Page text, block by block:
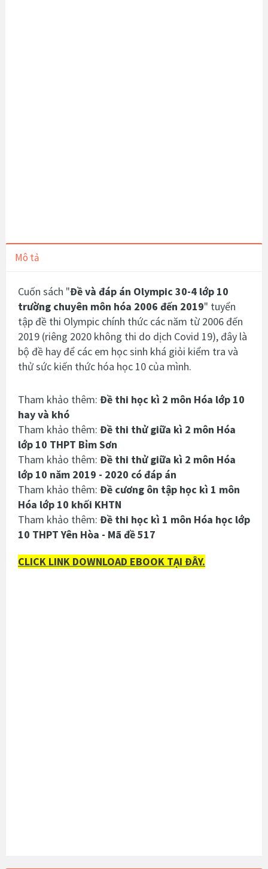
Mô tả
Cuốn sách "Đề và đáp án Olympic 30-4 lớp 10
trường chuyên môn hóa 2006 đến 2019" tuyển
tập đề thi Olympic chính thức các năm từ 2006 đến
2019 (riêng 2020 không thi do dịch Covid 19), đây là
bộ đề hay để các em học sinh khá giỏi kiểm tra và
thử sức kiến thức hóa học 10 của mình.
Tham khảo thêm: Đề thi học kì 2 môn Hóa lớp 10
hay và khó
Tham khảo thêm: Đề thi thử giữa kì 2 môn Hóa
lớp 10 THPT Bỉm Sơn
Tham khảo thêm: Đề thi thử giữa kì 2 môn Hóa
lớp 10 năm 2019 - 2020 có đáp án
Tham khảo thêm: Đề cương ôn tập học kì 1 môn
Hóa lớp 10 khối KHTN
Tham khảo thêm: Đề thi học kì 1 môn Hóa học lớp
10 THPT Yên Hòa - Mã đề 517
CLICK LINK DOWNLOAD EBOOK TẠI ĐÂY.